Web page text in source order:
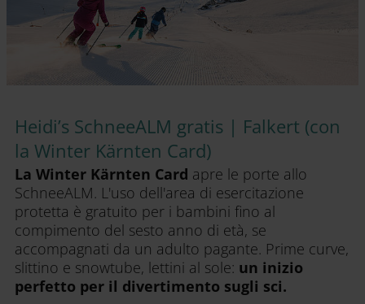
Heidi’s SchneeALM gratis | Falkert (con
la Winter Kärnten Card)
La Winter Kärnten Card apre le porte allo
SchneeALM. L'uso dell'area di esercitazione
protetta è gratuito per i bambini fino al
compimento del sesto anno di età, se
accompagnati da un adulto pagante. Prime curve,
slittino e snowtube, lettini al sole: un inizio
perfetto per il divertimento sugli sci.